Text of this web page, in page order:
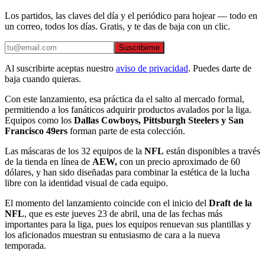
Los partidos, las claves del día y el periódico para hojear — todo en
un correo, todos los días. Gratis, y te das de baja con un clic.
Suscribirme
Al suscribirte aceptas nuestro aviso de privacidad. Puedes darte de
baja cuando quieras.
Con este lanzamiento, esa práctica da el salto al mercado formal,
permitiendo a los fanáticos adquirir productos avalados por la liga.
Equipos como los Dallas Cowboys, Pittsburgh Steelers y San
Francisco 49ers forman parte de esta colección.
Las máscaras de los 32 equipos de la NFL están disponibles a través
de la tienda en línea de AEW, con un precio aproximado de 60
dólares, y han sido diseñadas para combinar la estética de la lucha
libre con la identidad visual de cada equipo.
El momento del lanzamiento coincide con el inicio del Draft de la
NFL, que es este jueves 23 de abril, una de las fechas más
importantes para la liga, pues los equipos renuevan sus plantillas y
los aficionados muestran su entusiasmo de cara a la nueva
temporada.